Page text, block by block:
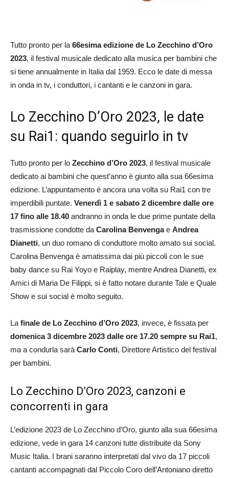
Tutto pronto per la 66esima edizione de Lo Zecchino d’Oro
2023, il festival musicale dedicato alla musica per bambini che
si tiene annualmente in Italia dal 1959. Ecco le date di messa
in onda in tv, i conduttori, i cantanti e le canzoni in gara.
Lo Zecchino D’Oro 2023, le date
su Rai1: quando seguirlo in tv
Tutto pronto per lo Zecchino d’Oro 2023, il festival musicale
dedicato ai bambini che quest’anno è giunto alla sua 66esima
edizione. L’appuntamento è ancora una volta su Rai1 con tre
imperdibili puntate. Venerdì 1 e sabato 2 dicembre dalle ore
17 fino alle 18.40 andranno in onda le due prime puntate della
trasmissione condotte da Carolina Benvengae Andrea
Dianetti, un duo romano di conduttore molto amato sui social.
Carolina Benvenga è amatissima dai più piccoli con le sue
baby dance su Rai Yoyo e Raiplay, mentre Andrea Dianetti, ex
Amici di Maria De Filippi, si è fatto notare durante Tale e Quale
Show e sui social è molto seguito.
La finale de Lo Zecchino d’Oro 2023, invece, è fissata per
domenica 3 dicembre 2023 dalle ore 17.20 sempre su Rai1,
ma a condurla sarà Carlo Conti, Direttore Artistico del festival
per bambini.
Lo Zecchino D’Oro 2023, canzoni e
concorrenti in gara
L’edizione 2023 de Lo Zecchino d’Oro, giunto alla sua 66esima
edizione, vede in gara 14 canzoni tutte distribuite da Sony
Music Italia. I brani saranno interpretati dal vivo da 17 piccoli
cantanti accompagnati dal Piccolo Coro dell’Antoniano diretto